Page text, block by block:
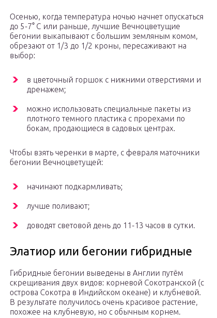
Осенью, когда температура ночью начнет опускаться
до 5-7° С или раньше, лучшие Вечноцветущие
бегонии выкапывают с большим земляным комом,
обрезают от 1/3 до 1/2 кроны, пересаживают на
выбор:
в цветочный горшок с нижними отверстиями и
дренажем;
можно использовать специальные пакеты из
плотного темного пластика с прорехами по
бокам, продающиеся в садовых центрах.
Чтобы взять черенки в марте, с февраля маточники
бегонии Вечноцветущей:
начинают подкармливать;
лучше поливают;
доводят световой день до 11-13 часов в сутки.
Элатиор или бегонии гибридные
Гибридные бегонии выведены в Англии путём
скрещивания двух видов: корневой Сокотранской (с
острова Сокотра в Индийском океане) и клубневой.
В результате получилось очень красивое растение,
похожее на клубневую, но с обычным корнем.